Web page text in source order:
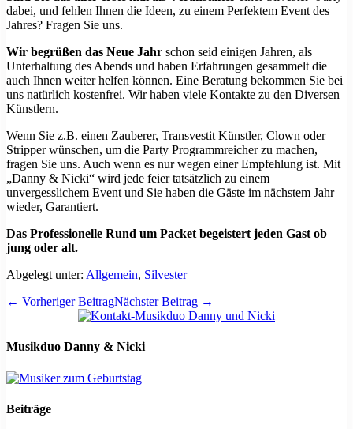
dabei, und fehlen Ihnen die Ideen, zu einem Perfektem Event des
Jahres? Fragen Sie uns.
Wir begrüßen das Neue Jahr schon seid einigen Jahren, als
Unterhaltung des Abends und haben Erfahrungen gesammelt die
auch Ihnen weiter helfen können. Eine Beratung bekommen Sie bei
uns natürlich kostenfrei. Wir haben viele Kontakte zu den Diversen
Künstlern.
Wenn Sie z.B. einen Zauberer, Transvestit Künstler, Clown oder
Stripper wünschen, um die Party Programmreicher zu machen,
fragen Sie uns. Auch wenn es nur wegen einer Empfehlung ist. Mit
„Danny & Nicki“ wird jede feier tatsätzlich zu einem
unvergesslichem Event und Sie haben die Gäste im nächstem Jahr
wieder, Garantiert.
Das Professionelle Rund um Packet begeistert jeden Gast ob
jung oder alt.
Abgelegt unter: Allgemein, Silvester
Beitragsnavigation
← Vorheriger BeitragNächster Beitrag →
Musikduo Danny & Nicki
Beiträge